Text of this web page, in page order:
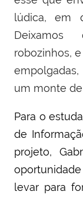
lúdica, em
robozinhos,
um monte
Para o
de
projeto,
levar para